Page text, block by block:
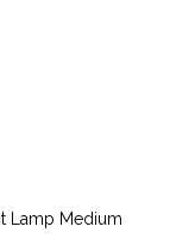
Lamp Medium